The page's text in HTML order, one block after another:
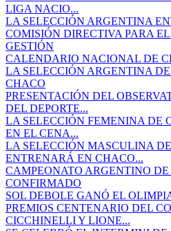
LIGA NACIO...
LA SELECCIÓN ARGENTINA
COMISIÓN DIRECTIVA PARA
GESTIÓN
CALENDARIO NACIONAL DE
LA SELECCIÓN ARGENTINA
CHACO
PRESENTACIÓN DEL
DEL DEPORTE...
LA SELECCIÓN FEMENINA DE
EN EL CENA...
LA SELECCIÓN MASCULINA
ENTRENARÁ EN CHACO...
CAMPEONATO ARGENTINO
CONFIRMADO
SOL DEBOLE GANÓ EL
PREMIOS CENTENARIO DEL
CICCHINELLI Y LIONE...